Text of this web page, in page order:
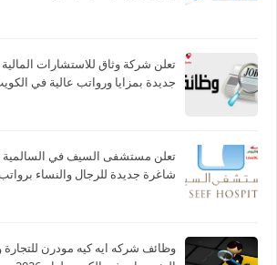
تعلن شركة وثاق للاستشارات
جديدة بمزايا ورواتب عالية في
تعلن مستشفى السيف في
شاغرة جديدة للرجال والنساء
وظائف شركه ايه كيه مودرن للتجارة